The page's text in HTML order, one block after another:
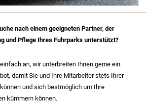
nach einem geeigneten Partner, der
und Pflege Ihres Fuhrparks unterstützt?
an, wir unterbreiten Ihnen gerne ein
damit Sie und Ihre Mitarbeiter stets Ihrer
und sich bestmöglich um Ihre
kümmern können.